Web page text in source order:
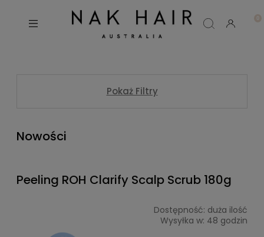
Pokaż Filtry
Nowości
Peeling ROH Clarify Scalp Scrub 180g
Dostępność: duża ilość
Wysyłka w: 48 godzin